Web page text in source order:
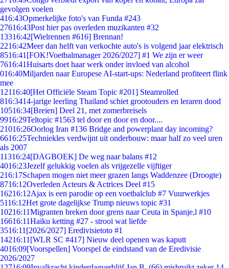
gevolgen voelen
416:43Opmerkelijke foto's van Funda #243
27616:43Post hier pas overleden muzikanten #32
13316:42[Wielrennen #616] Brennan!
2216:42Meer dan helft van verkochte auto's is volgend jaar elektrisch
8516:41 [FOK!Voetbalmanager 2026/2027] #1 We zijn er weer
7616:41Huisarts doet haar werk onder invloed van alcohol
016:40Miljarden naar Europese AI-start-ups: Nederland profiteert flink
mee
12116:40[Het Officiële Steam Topic #201] Steamrolled
816:3414-jarige leerling Thailand schiet grootouders en leraren dood
10516:34[Breien] Deel 21, met zomerbreisels
9916:29Teltopic #1563 tel door en door en door....
21016:26Oorlog Iran #136 Bridge and powerplant day incoming?
6616:25Techniekles verdwijnt uit onderbouw: maar half zo veel uren
als 2007
11316:24[DAGBOEK] De weg naar balans #12
4016:23Jezelf gelukkig voelen als vrijgezelle vijftiger
216:17Schapen mogen niet meer grazen langs Waddenzee (Droogte)
8716:12Overleden Acteurs & Actrices Deel #15
16216:12Ajax is een parodie op een voetbalclub #7 Vuurwerkjes
5116:12Het grote dagelijkse Trump nieuws topic #31
10216:11Migranten breken door grens naar Ceuta in Spanje,l #10
16616:11Haiku ketting #27 - strooi wat liefde
3516:11 [2026/2027] Eredivisietoto #1
14216:11 [WLR SC #417] Nieuw deel openen was kaputt
4016:09[Voorspellen] Voorspel de eindstand van de Eredivisie
2026/2027